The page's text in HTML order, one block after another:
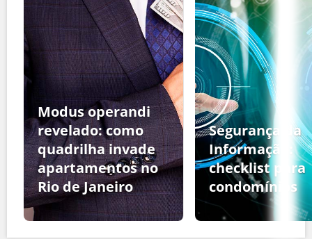
Modus operandi
revelado: como
quadrilha invade
apartamentos no
Rio de Janeiro
Segurança da
Informação:
checklist para
condomínios